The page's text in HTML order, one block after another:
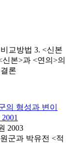
교방법 3. <신본
본>과 <연의>의
론
의 형성과 변이
2003
군과 박유전 <적